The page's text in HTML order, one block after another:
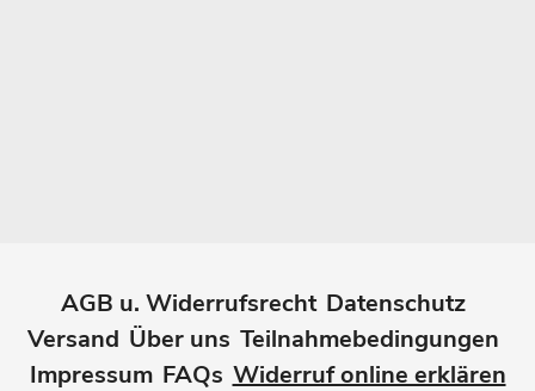
AGB u. Widerrufsrecht Datenschutz
Versand Über uns Teilnahmebedingungen
Impressum FAQs Widerruf online erklären